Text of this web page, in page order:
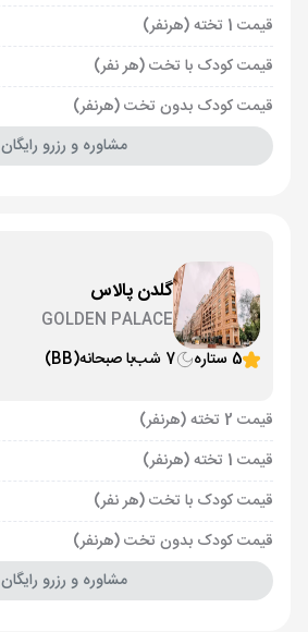
قیمت 1 تخته (هرنفر)
قیمت کودک با تخت (هر نفر)
قیمت کودک بدون تخت (هرنفر)
مشاوره و رزرو رایگان
گلدن پالاس
GOLDEN PALACE
5 ستاره
7 شب با صبحانه(BB)
قیمت 2 تخته (هرنفر)
قیمت 1 تخته (هرنفر)
قیمت کودک با تخت (هر نفر)
قیمت کودک بدون تخت (هرنفر)
مشاوره و رزرو رایگان